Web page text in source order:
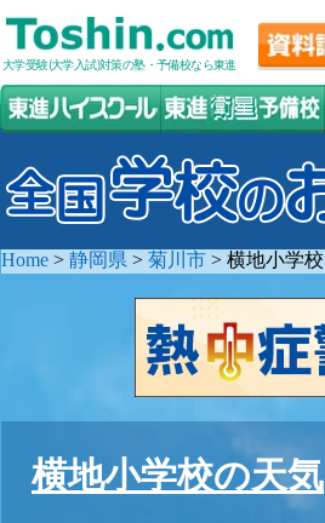
大学受験(大学入試)対策の塾・予備校なら東進
Home > 静岡県 > 菊川市 > 横地小学校
横地小学校の天気